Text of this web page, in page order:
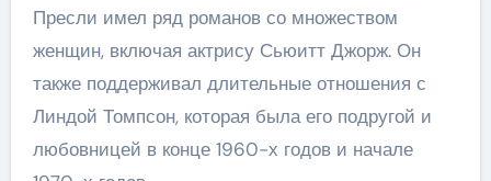
Пресли имел ряд романов со множеством
женщин, включая актрису Сьюитт Джорж. Он
также поддерживал длительные отношения с
Линдой Томпсон, которая была его подругой и
любовницей в конце 1960-х годов и начале